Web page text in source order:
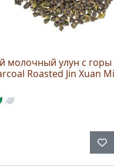
молочный улун с
Roasted Jin Xuan